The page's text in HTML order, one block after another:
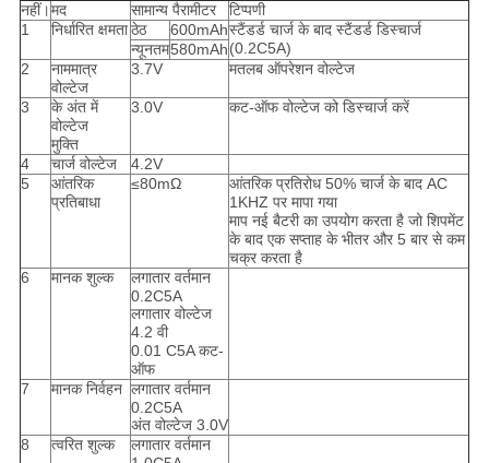
नहीं। मद सामान्य पैरामीटर
टिप्पणी
1
निर्धारित क्षमताठेठ 600mAhस्टैंडर्ड चार्ज के बाद स्टैंडर्ड डिस्चार्ज
(0.2C5A)
न्यूनतम580mAh
2
नाममात्र
वोल्टेज
3.7V मतलब ऑपरेशन वोल्टेज
3
के अंत में
वोल्टेज
मुक्ति
3.0V कट-ऑफ वोल्टेज को डिस्चार्ज करें
4 चार्ज वोल्टेज
4.2V
5
आंतरिक
प्रतिबाधा
≤80mΩ
आंतरिक प्रतिरोध 50% चार्ज के बाद AC
1KHZ पर मापा गया
माप नई बैटरी का उपयोग करता है जो शिपमेंट
के बाद एक सप्ताह के भीतर और 5 बार से कम
चक्र करता है
6
मानक शुल्क
लगातार वर्तमान
0.2C5A
लगातार वोल्टेज
4.2 वी
0.01 C5A कट-
ऑफ
7
मानक निर्वहन लगातार वर्तमान
0.2C5A
अंत वोल्टेज 3.0V
8
त्वरित शुल्क
लगातार वर्तमान